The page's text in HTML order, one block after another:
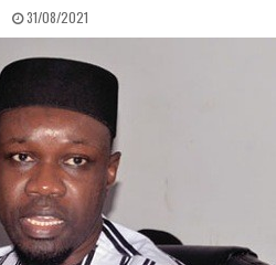
31/08/2021